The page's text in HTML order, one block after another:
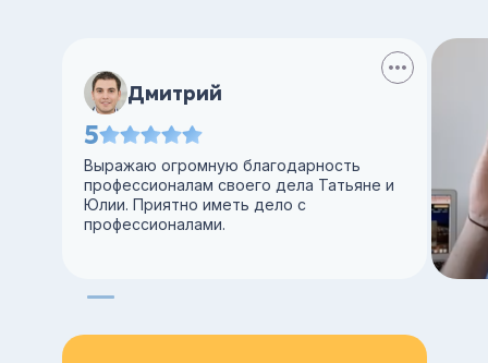
Дмитрий
5
Выражаю огромную благодарность
профессионалам своего дела Татьяне и
Юлии. Приятно иметь дело с
профессионалами.